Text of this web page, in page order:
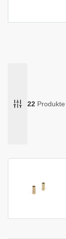
22 Produkte